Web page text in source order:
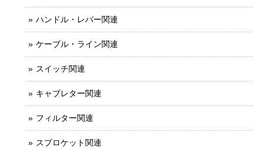
ハンドル・レバー関連
ケーブル・ライン関連
スイッチ関連
キャブレター関連
フィルター関連
スプロケット関連